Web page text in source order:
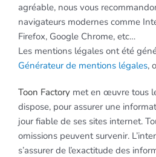
agréable, nous vous
navigateurs modernes comme
Firefox, Google Chrome, etc…
Les mentions légales ont été
Générateur de mentions légales,
Toon Factory met en œuvre tous
dispose, pour assurer une
jour fiable de ses sites internet.
omissions peuvent survenir.
s’assurer de l’exactitude des